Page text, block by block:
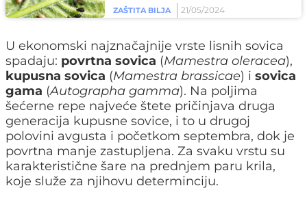
ZAŠTITA BILJA
21/05/2024
U ekonomski najznačajnije vrste lisnih sovica
spadaju: povrtna sovica (Mamestra oleracea),
kupusna sovica (Mamestra brassicae) i sovica
gama (Autographa gamma). Na poljima
šećerne repe najveće štete pričinjava druga
generacija kupusne sovice, i to u drugoj
polovini avgusta i početkom septembra, dok je
povrtna manje zastupljena. Za svaku vrstu su
karakteristične šare na prednjem paru krila,
koje služe za njihovu determinciju.